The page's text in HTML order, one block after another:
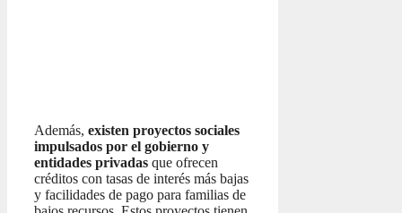
Además, existen proyectos sociales
impulsados por el gobierno y
entidades privadas que ofrecen
créditos con tasas de interés más bajas
y facilidades de pago para familias de